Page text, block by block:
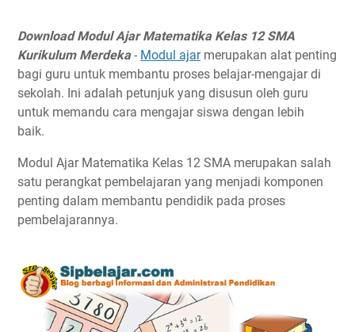
Download Modul Ajar Matematika Kelas 12 SMA
Kurikulum Merdeka- Modul ajarmerupakan alat penting
bagi guru untuk membantu proses belajar-mengajar di
sekolah. Ini adalah petunjuk yang disusun oleh guru
untuk memandu cara mengajar siswa dengan lebih
baik.
Modul Ajar Matematika Kelas 12 SMA merupakan salah
satu perangkat pembelajaran yang menjadi komponen
penting dalam membantu pendidik pada proses
pembelajarannya.